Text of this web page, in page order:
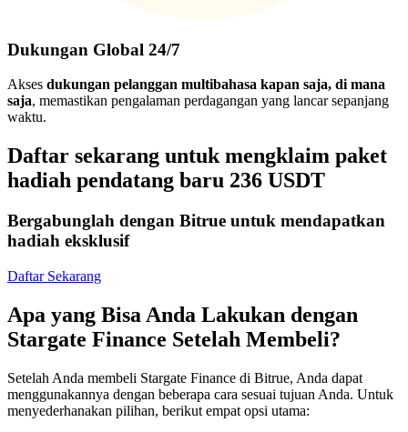
Dukungan Global 24/7
Akses dukungan pelanggan multibahasa kapan saja, di mana
saja, memastikan pengalaman perdagangan yang lancar sepanjang
waktu.
Daftar sekarang untuk mengklaim paket
hadiah pendatang baru 236 USDT
Bergabunglah dengan Bitrue untuk mendapatkan
hadiah eksklusif
Daftar Sekarang
Apa yang Bisa Anda Lakukan dengan
Stargate Finance Setelah Membeli?
Setelah Anda membeli Stargate Finance di Bitrue, Anda dapat
menggunakannya dengan beberapa cara sesuai tujuan Anda. Untuk
menyederhanakan pilihan, berikut empat opsi utama: